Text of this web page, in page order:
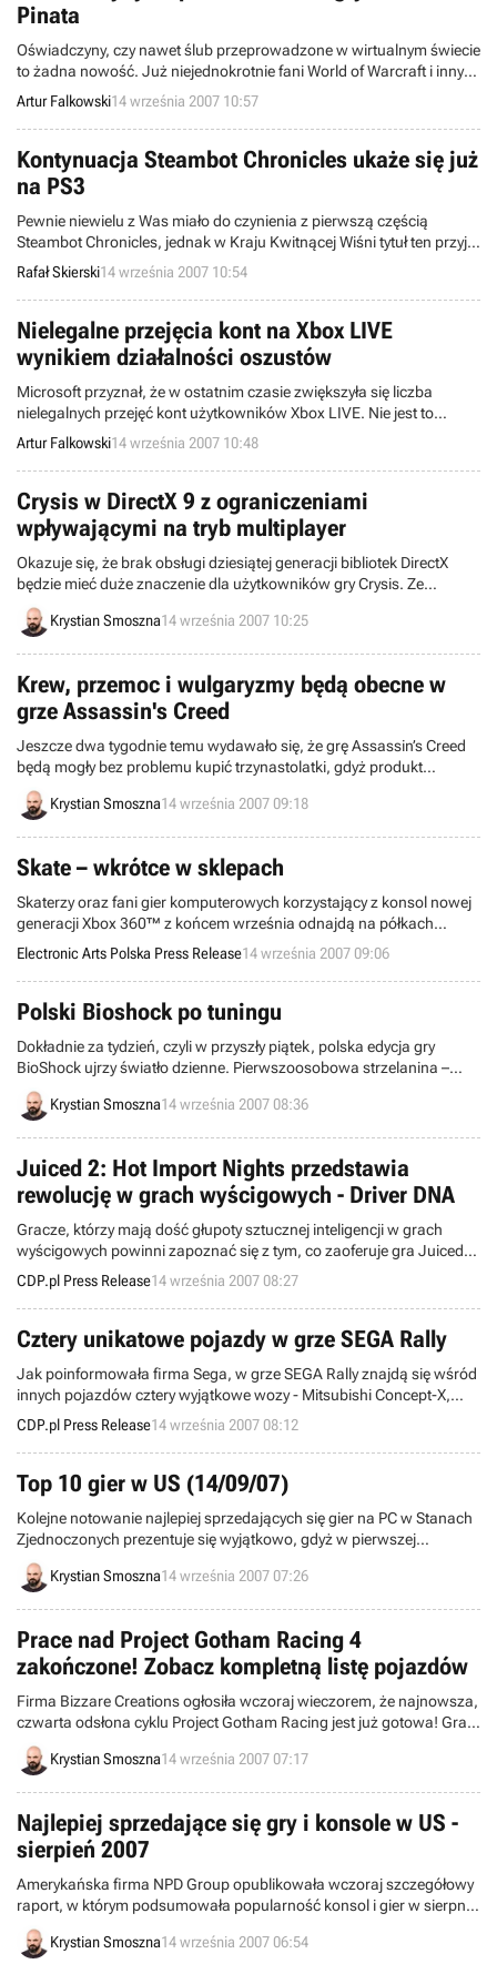
Pinata
Oświadczyny, czy nawet ślub przeprowadzone w wirtualnym świecie
to żadna nowość. Już niejednokrotnie fani World of Warcraft i innych
MMO mieli okazję uczestniczyć w tego typu ceremoniach. Pewien
gracz postanowił pokazać, że inne gry również świetnie się do tego
nadają, oświadczając się za pośrednictwem dzieła Rare, Viva
Pinata.
Artur Falkowski14 września 2007 10:57
Kontynuacja Steambot Chronicles ukaże się już
na PS3
Pewnie niewielu z Was miało do czynienia z pierwszą częścią
Steambot Chronicles, jednak w Kraju Kwitnącej Wiśni tytuł ten przyjął
się bardzo dobrze. Przypomnijmy, iż był to RPG z elementami akcji, w
którym główne skrzypce odegrały tak lubiane przez Japończyków
mechy. Chociaż blisko rok temu zapowiadano „dwójkę” na PS2,
dzisiaj ogłoszono, iż wyląduje ona jednak PlayStation 3.
Rafał Skierski14 września 2007 10:54
Nielegalne przejęcia kont na Xbox LIVE
wynikiem działalności oszustów
Microsoft przyznał, że w ostatnim czasie zwiększyła się liczba
nielegalnych przejęć kont użytkowników Xbox LIVE. Nie jest to
jednak wina błędu w oprogramowaniu, lecz tzw. czynnika ludzkiego.
Artur Falkowski14 września 2007 10:48
Crysis w DirectX 9 z ograniczeniami
wpływającymi na tryb multiplayer
Okazuje się, że brak obsługi dziesiątej generacji bibliotek DirectX
będzie mieć duże znaczenie dla użytkowników gry Crysis. Ze
względu na zawarte w tej wersji ograniczenia, posiadacze
„blaszaków” pracujących w DirectX 9 nie będą mogli korzystać z
Krystian Smoszna14 września 2007 10:25
Krew, przemoc i wulgaryzmy będą obecne w
grze Assassin's Creed
Jeszcze dwa tygodnie temu wydawało się, że grę Assassin’s Creed
będą mogły bez problemu kupić trzynastolatki, gdyż produkt
zaliczany był do kategorii wiekowej Teen. Wczoraj wyszło na jaw, że
amerykańska organizacja ESRB okazała się w swojej ocenie
Krystian Smoszna14 września 2007 09:18
Skate – wkrótce w sklepach
Skaterzy oraz fani gier komputerowych korzystający z konsol nowej
generacji Xbox 360™ z końcem września odnajdą na półkach
sklepowych nową grę Electronic Arts – Skate.
Electronic Arts Polska Press Release14 września 2007 09:06
Polski Bioshock po tuningu
Dokładnie za tydzień, czyli w przyszły piątek, polska edycja gry
BioShock ujrzy światło dzienne. Pierwszoosobowa strzelanina –
pretendująca do miana najlepszego produktu bieżącego roku –
zostanie wydana w naszym kraju w wyjątkowej wersji. Jako jedyna
napisów.
Krystian Smoszna14 września 2007 08:36
Juiced 2: Hot Import Nights przedstawia
rewolucję w grach wyścigowych - Driver DNA
Gracze, którzy mają dość głupoty sztucznej inteligencji w grach
wyścigowych powinni zapoznać się z tym, co zaoferuje gra Juiced
2:Hot Import Nights. Nowość w gatunku, opcja nazwana "Driver
DNA", zapowiada się na prawdziwą rewolucję w tej materii!
CDP.pl Press Release14 września 2007 08:27
Cztery unikatowe pojazdy w grze SEGA Rally
Jak poinformowała firma Sega, w grze SEGA Rally znajdą się wśród
innych pojazdów cztery wyjątkowe wozy - Mitsubishi Concept-X,
niedawno zapowiedziany McRae Enduro, RUF Rt 12 oraz unikatowa
wersja kultowego samochodu - Hummer H3.
CDP.pl Press Release14 września 2007 08:12
Top 10 gier w US (14/09/07)
Kolejne notowanie najlepiej sprzedających się gier na PC w Stanach
Zjednoczonych prezentuje się wyjątkowo, gdyż w pierwszej
dziesiątce pojawiło się aż pięć nowości! Szczerze mówiąc nie
przypominam sobie abyśmy kiedykolwiek mieli do czynienia z
Krystian Smoszna14 września 2007 07:26
Prace nad Project Gotham Racing 4
zakończone! Zobacz kompletną listę pojazdów
Firma Bizzare Creations ogłosiła wczoraj wieczorem, że najnowsza,
czwarta odsłona cyklu Project Gotham Racing jest już gotowa! Gra
weszła w „złotą” fazę produkcji co oznacza, że od premiery na rynku
elektronicznej rozrywki dzieli ją już wyłącznie wizyta w tłoczni.
Krystian Smoszna14 września 2007 07:17
Najlepiej sprzedające się gry i konsole w US -
sierpień 2007
Amerykańska firma NPD Group opublikowała wczoraj szczegółowy
raport, w którym podsumowała popularność konsol i gier w sierpniu
bieżącego roku. Z zestawienia wynika, że branża może uznać
miniony miesiąc za szczególnie udany. Łączny przychód ze
Krystian Smoszna14 września 2007 06:54